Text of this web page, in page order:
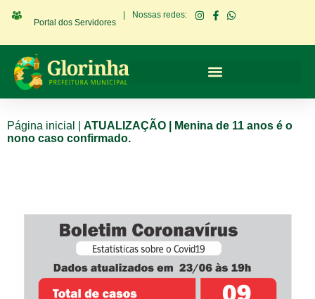
Portal dos Servidores
Nossas redes:
Página inicial
ATUALIZAÇÃO | Menina de 11 anos é o
nono caso confirmado.